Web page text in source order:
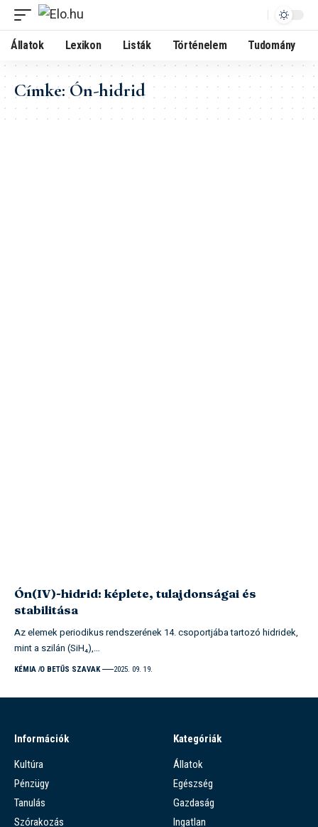
Állatok Lexikon Listák Történelem Tudomány
Címke:Ón-hidrid
Ón(IV)-hidrid: képlete, tulajdonságai és
stabilitása
Az elemek periodikus rendszerének 14. csoportjába tartozó hidridek,
mint a szilán (SiH₄),…
KÉMIA O BETŰS SZAVAK 2025. 09. 19.
Információk
Kultúra
Pénzügy
Tanulás
Szórakozás
Kategóriák
Állatok
Egészség
Gazdaság
Ingatlan